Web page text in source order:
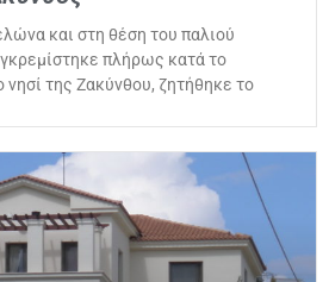
και στη θέση του παλιού
πλήρως κατά το
νησί της Ζακύνθου, ζητήθηκε το